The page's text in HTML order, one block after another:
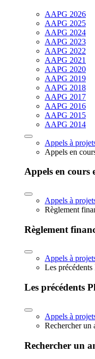
AAPG 2026
AAPG 2025
AAPG 2024
AAPG 2023
AAPG 2022
AAPG 2021
AAPG 2020
AAPG 2019
AAPG 2018
AAPG 2017
AAPG 2016
AAPG 2015
AAPG 2014
Appels à
Appels en
Appels en cours
Appels à
Règlement
Règlement
Appels à
Les précédents
Les précédents
Appels à
Rechercher un
Rechercher un